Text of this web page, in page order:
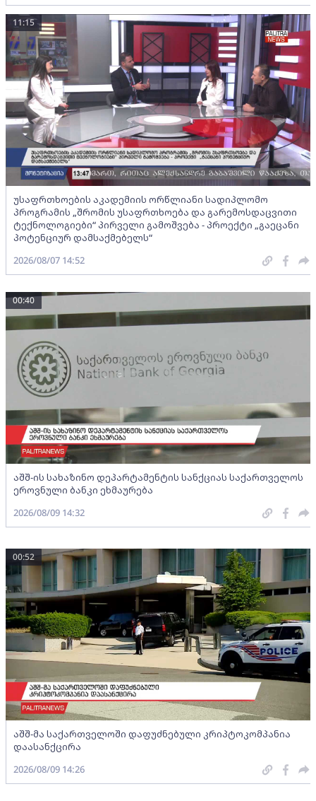
უსაფრთხოების აკადემიის ორწლიანი სადიპლომო
პროგრამის „შრომის უსაფრთხოება და გარემოსდაცვითი
ტექნოლოგიები“ პირველი გამოშვება - პროექტი „გაეცანი
პოტენციურ დამსაქმებელს“
11:15
2026/08/07 14:52
აშშ-ის სახაზინო დეპარტამენტის სანქციას საქართველოს
ეროვნული ბანკი ეხმაურება
00:40
2026/08/09 14:32
აშშ-მა საქართველოში დაფუძნებული კრიპტოკომპანია
დაასანქცირა
00:52
2026/08/09 14:26